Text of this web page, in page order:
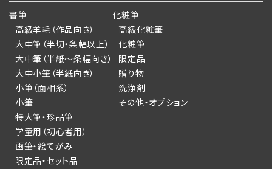
書筆
高級羊毛（作品向き）
大中筆（半切・条幅以上）
大中筆（半紙～条幅向き）
大中小筆（半紙向き）
小筆（面相系）
小筆
特大筆・珍品筆
学童用（初心者用）
画筆・絵てがみ
限定品・セット品
化粧筆
高級化粧筆
化粧筆
限定品
贈り物
洗浄剤
その他・オプション